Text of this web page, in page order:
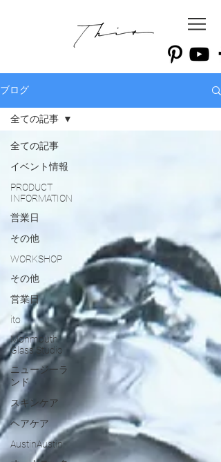
ブログ
全ての記事
イベント情報
PRODUCT
INFORMATION
営業日
その他
WORKSHOP
その他
営業日
ito
Monmouth
Glass Studio
ニュージーラ
ンド
スキンケア
ヘアケア
AustinAustin
全ての記事